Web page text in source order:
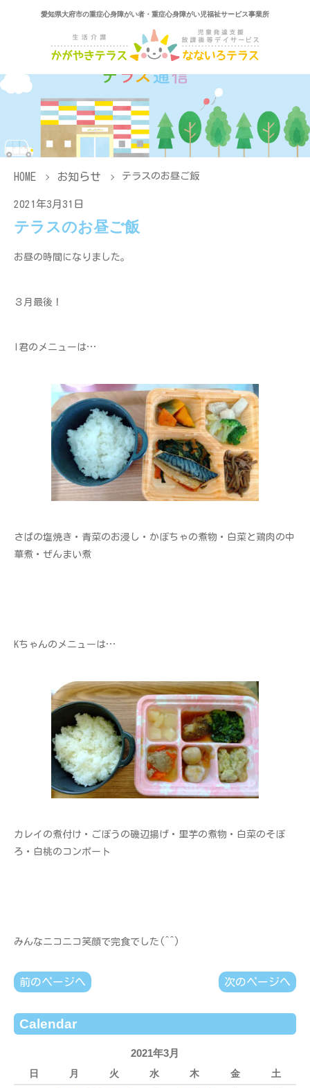
愛知県大府市の重症心身障がい者・重症心身障がい児福祉サービス事業所
HOME お知らせ テラスのお昼ご飯
2021年3月31日
テラスのお昼ご飯
お昼の時間になりました。
３月最後！
I君のメニューは…
さばの塩焼き・青菜のお浸し・かぼちゃの煮物・白菜と鶏肉の中
華煮・ぜんまい煮
Kちゃんのメニューは…
カレイの煮付け・ごぼうの磯辺揚げ・里芋の煮物・白菜のそぼ
ろ・白桃のコンポート
みんなニコニコ笑顔で完食でした(^^)
前のページへ 次のページへ
Calendar
2021年3月
日 月 火 水 木 金
土